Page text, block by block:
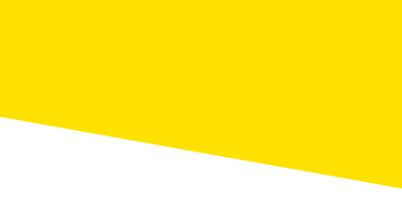
petició prèvia, gràcies als col·laboradors habituals,
també en poden facilitar en alemany, japonès, xinès
mandarí o rus, entre altres idiomes. Només cal
contactar amb ells per correu electrònic per sol·licitar